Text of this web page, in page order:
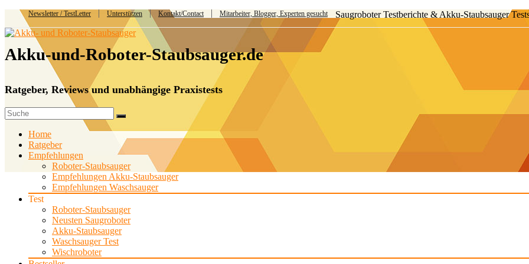
Newsletter / TestLetter Unterstützen Kontakt/Contact Mitarbeiter, Blogger, Experten gesucht Saugroboter Testberichte & Akku-Staubsauger
Akku-und-Roboter-Staubsauger.de
Ratgeber, Reviews und unabhängige Praxistests
Home
Ratgeber
Empfehlungen
Roboter-Staubsauger
Empfehlungen Akku-Staubsauger
Empfehlungen Waschsauger
Test
Roboter-Staubsauger
Neusten Saugroboter
Akku-Staubsauger
Waschsauger Test
Wischroboter